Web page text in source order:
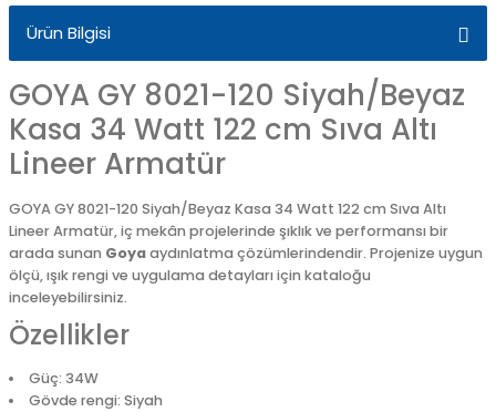
Ürün Bilgisi
GOYA GY 8021-120 Siyah/Beyaz
Kasa 34 Watt 122 cm Sıva Altı
Lineer Armatür
GOYA GY 8021-120 Siyah/Beyaz Kasa 34 Watt 122 cm Sıva Altı
Lineer Armatür, iç mekân projelerinde şıklık ve performansı bir
arada sunan Goyaaydınlatma çözümlerindendir. Projenize uygun
ölçü, ışık rengi ve uygulama detayları için kataloğu
inceleyebilirsiniz.
Özellikler
Güç: 34W
Gövde rengi: Siyah